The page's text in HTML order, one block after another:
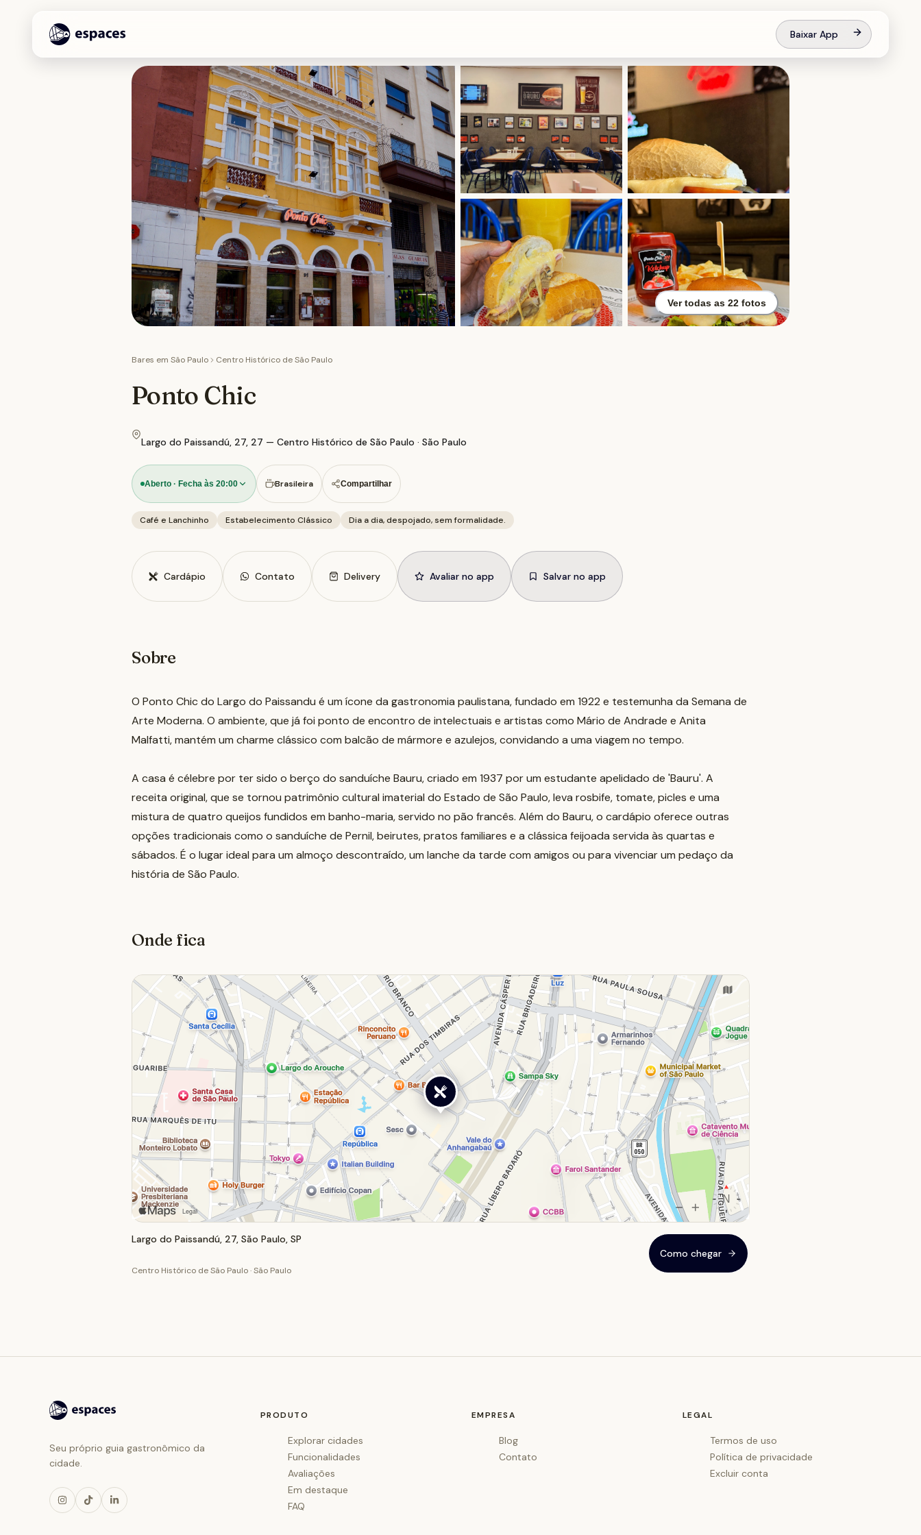
Baixar App
Ver todas as 22 fotos
Bares em São Paulo Centro Histórico de São Paulo
Ponto Chic
Largo do Paissandú, 27, 27 — Centro Histórico de São Paulo · São Paulo
Aberto · Fecha às 20:00 Brasileira Compartilhar
Café e Lanchinho Estabelecimento Clássico Dia a dia, despojado, sem formalidade.
Cardápio Contato Delivery Avaliar no app Salvar no app
Sobre
O Ponto Chic do Largo do Paissandu é um ícone da gastronomia paulistana, fundado em 1922 e testemunha da Semana de
Arte Moderna. O ambiente, que já foi ponto de encontro de intelectuais e artistas como Mário de Andrade e Anita
Malfatti, mantém um charme clássico com balcão de mármore e azulejos, convidando a uma viagem no tempo.
A casa é célebre por ter sido o berço do sanduíche Bauru, criado em 1937 por um estudante apelidado de 'Bauru'. A
receita original, que se tornou patrimônio cultural imaterial do Estado de São Paulo, leva rosbife, tomate, picles e uma
mistura de quatro queijos fundidos em banho-maria, servido no pão francês. Além do Bauru, o cardápio oferece outras
opções tradicionais como o sanduíche de Pernil, beirutes, pratos familiares e a clássica feijoada servida às quartas e
sábados. É o lugar ideal para um almoço descontraído, um lanche da tarde com amigos ou para vivenciar um pedaço da
história de São Paulo.
Onde fica
Largo do Paissandú, 27, São Paulo, SP
Centro Histórico de São Paulo · São Paulo
Como chegar
Seu próprio guia gastronômico da
cidade.
PRODUTO
Explorar cidades
Funcionalidades
Avaliações
Em destaque
FAQ
EMPRESA
Blog
Contato
LEGAL
Termos de uso
Política de privacidade
Excluir conta